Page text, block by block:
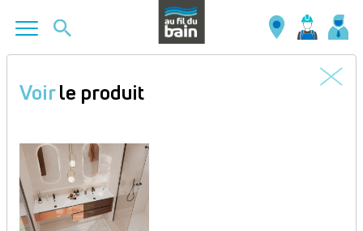
contenu
Voirle produit